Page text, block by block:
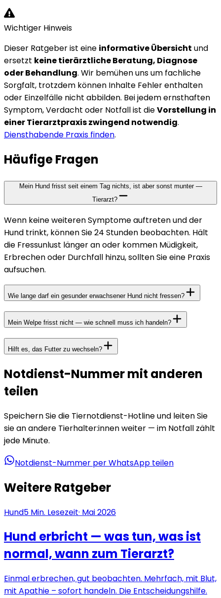
Wichtiger Hinweis
Dieser Ratgeber ist eine informative Übersicht und
ersetzt keine tierärztliche Beratung, Diagnose
oder Behandlung. Wir bemühen uns um fachliche
Sorgfalt, trotzdem können Inhalte Fehler enthalten
oder Einzelfälle nicht abbilden. Bei jedem ernsthaften
Symptom, Verdacht oder Notfall ist dieVorstellung in
einer Tierarztpraxis zwingend notwendig.
Diensthabende Praxis finden.
Häufige Fragen
Mein Hund frisst seit einem Tag nichts, ist aber sonst munter —
Tierarzt?
Wenn keine weiteren Symptome auftreten und der
Hund trinkt, können Sie 24 Stunden beobachten. Hält
die Fressunlust länger an oder kommen Müdigkeit,
Erbrechen oder Durchfall hinzu, sollten Sie eine Praxis
aufsuchen.
Wie lange darf ein gesunder erwachsener Hund nicht fressen?
Mein Welpe frisst nicht — wie schnell muss ich handeln?
Hilft es, das Futter zu wechseln?
Notdienst-Nummer mit anderen
teilen
Speichern Sie die Tiernotdienst-Hotline und leiten Sie
sie an andere Tierhalter:innen weiter — im Notfall zählt
jede Minute.
Notdienst-Nummer per WhatsApp teilen
Weitere Ratgeber
Hund5 Min. Lesezeit· Mai 2026
Hund erbricht — was tun, was ist
normal, wann zum Tierarzt?
Einmal erbrechen, gut beobachten. Mehrfach, mit Blut,
mit Apathie – sofort handeln. Die Entscheidungshilfe.